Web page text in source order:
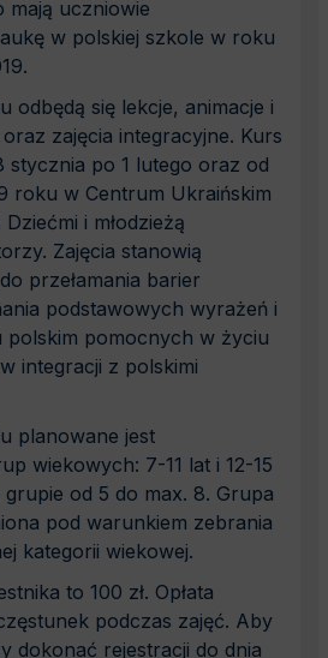
mają uczniowie
w polskiej szkole w roku
odbędą się lekcje, animacje i
zajęcia integracyjne. Kurs
stycznia po 1 lutego oraz od
roku w Centrum Ukraińskim
i młodzieżą
Zajęcia stanowią
przełamania barier
podstawowych wyrażeń i
pomocnych w życiu
integracji z polskimi
planowane jest
wiekowych: 7-11 lat i 12-15
od 5 do max. 8. Grupa
pod warunkiem zebrania
kategorii wiekowej.
to 100 zł. Opłata
podczas zajęć. Aby
dokonać rejestracji do dnia